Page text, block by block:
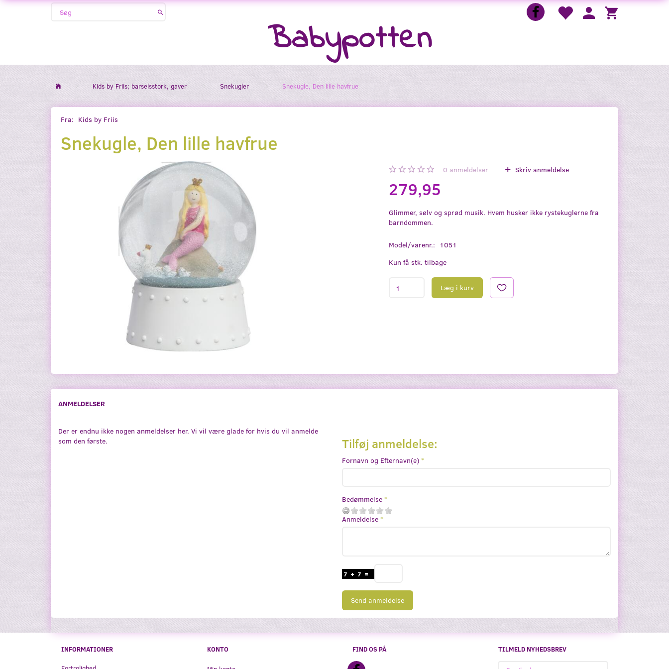
Babypotten
Kids by Friis; barselsstork, gaver Snekugler Snekugle, Den lille havfrue
Fra: Kids by Friis
Snekugle, Den lille havfrue
0 anmeldelser Skriv anmeldelse
279,95
Glimmer, sølv og sprød musik. Hvem husker ikke rystekuglerne fra
barndommen.
Model/varenr.:
1051
Kun få stk. tilbage
Læg i kurv
ANMELDELSER
Der er endnu ikke nogen anmeldelser her. Vi vil være glade for hvis du vil anmelde
som den første.
Tilføj anmeldelse:
Fornavn og Efternavn(e)
Bedømmelse
Anmeldelse
Send anmeldelse
INFORMATIONER KONTO FIND OS PÅ
TILMELD NYHEDSBREV